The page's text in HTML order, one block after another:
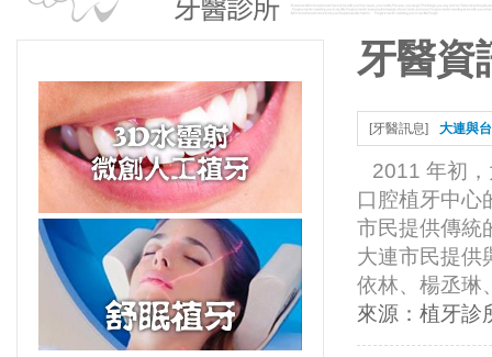
牙醫資
[牙醫訊息] 大連與
2011 年初
口腔植牙中心
市民提供傳統
大連市民提供
依林、楊丞琳
來源： 植牙診